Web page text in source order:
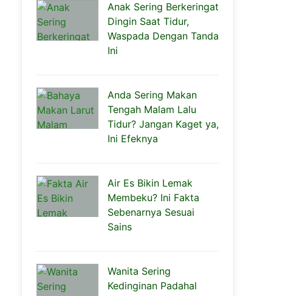
Anak Sering Berkeringat
Dingin Saat Tidur,
Waspada Dengan Tanda
Ini
Anda Sering Makan
Tengah Malam Lalu
Tidur? Jangan Kaget ya,
Ini Efeknya
Air Es Bikin Lemak
Membeku? Ini Fakta
Sebenarnya Sesuai
Sains
Wanita Sering
Kedinginan Padahal